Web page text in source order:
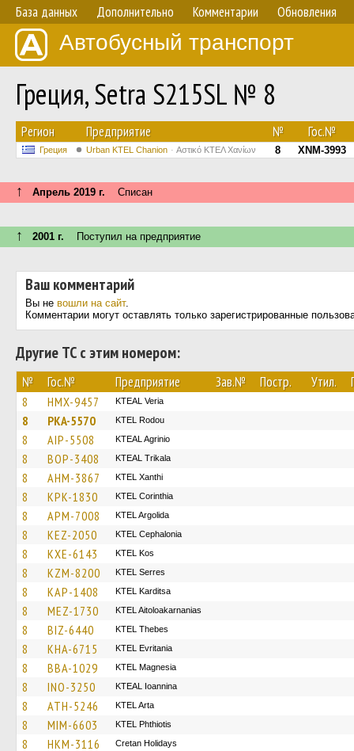
База данных Дополнительно Комментарии Обновления
Автобусный транспорт
Греция, Setra S215SL № 8
Регион Предприятие № Гос.№
Греция Urban KTEL Chanion Αστικό ΚΤΕΛ Χανίων 8 XNM-3993
↑ Апрель 2019 г. Списан
↑ 2001 г. Поступил на предприятие
Ваш комментарий
Вы не вошли на сайт.
Комментарии могут оставлять только зарегистрированные
Другие ТС с этим номером:
№ Гос.№ Предприятие Зав.№ Постр. Утил.
8 HMX-9457 KTEAL Veria
8 PKA-5570 ΚΤΕL Rodou
8 AIP-5508 KTEAL Agrinio
8 BOP-3408 KTEAL Trikala
8 AHM-3867 KTEL Xanthi
8 KPK-1830 KTEL Corinthia
8 APM-7008 KTEL Argolida
8 KEZ-2050 KTEL Cephalonia
8 KXE-6143 KTEL Kos
8 KZM-8200 KTEL Serres
8 KAP-1408 ΚΤΕL Karditsa
8 MEZ-1730 KTEL Aitoloakarnanias
8 BIZ-6440 KTEL Thebes
8 KHA-6715 ΚΤΕL Evritania
8 BBA-1029 ΚΤΕL Magnesia
8 INO-3250 KTEAL Ioannina
8 ATH-5246 KTEL Arta
8 MIM-6603 ΚΤΕL Phthiotis
8 HKM-3116 Cretan Holidays